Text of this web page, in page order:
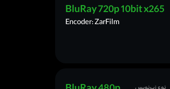
BluRay 720p 10bit x265
Encoder: ZarFilm